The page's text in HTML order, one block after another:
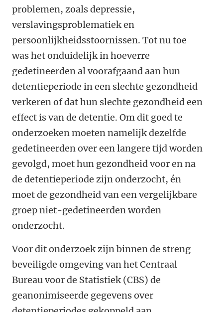
problemen, zoals depressie,
verslavingsproblematiek en
persoonlijkheidsstoornissen. Tot nu toe
was het onduidelijk in hoeverre
gedetineerden al voorafgaand aan hun
detentieperiode in een slechte gezondheid
verkeren of dat hun slechte gezondheid een
effect is van de detentie. Om dit goed te
onderzoeken moeten namelijk dezelfde
gedetineerden over een langere tijd worden
gevolgd, moet hun gezondheid voor en na
de detentieperiode zijn onderzocht, én
moet de gezondheid van een vergelijkbare
groep niet-gedetineerden worden
onderzocht.
Voor dit onderzoek zijn binnen de streng
beveiligde omgeving van het Centraal
Bureau voor de Statistiek (CBS) de
geanonimiseerde gegevens over